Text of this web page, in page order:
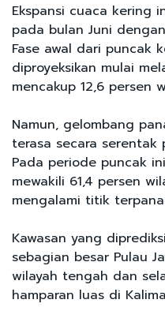
Ekspansi cuaca kering
pada bulan Juni
Fase awal dari puncak
diproyeksikan mulai
mencakup 12,6 persen
Namun, gelombang
terasa secara
Pada periode puncak
mewakili 61,4 persen
mengalami titik
Kawasan yang
sebagian besar Pulau
wilayah tengah dan
hamparan luas di